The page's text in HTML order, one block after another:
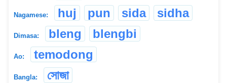
Nagamese: huj pun sida sidha
Dimasa: bleng blengbi
Ao: temodong
Bangla: সোজা